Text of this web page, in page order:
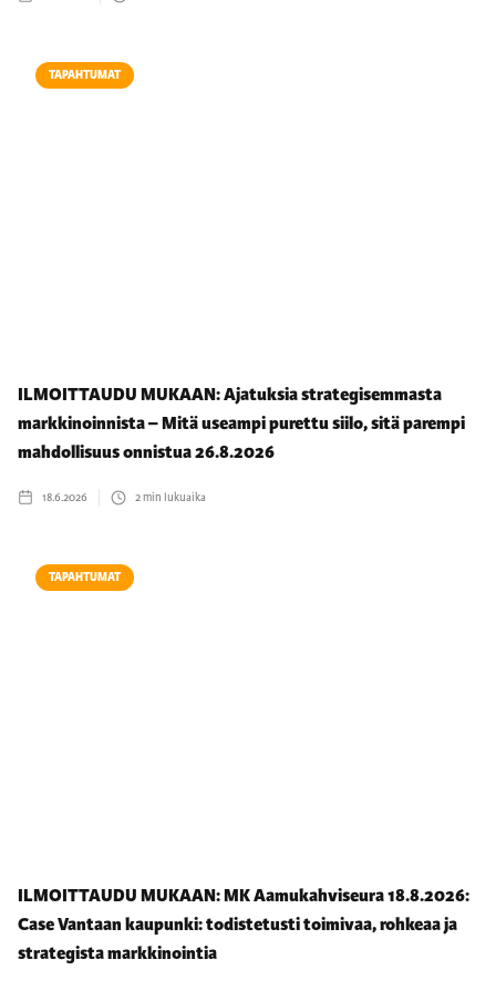
TAPAHTUMAT
ILMOITTAUDU MUKAAN: Ajatuksia strategisemmasta
markkinoinnista – Mitä useampi purettu siilo, sitä parempi
mahdollisuus onnistua 26.8.2026
18.6.2026 2min lukuaika
TAPAHTUMAT
ILMOITTAUDU MUKAAN: MK Aamukahviseura 18.8.2026:
Case Vantaan kaupunki: todistetusti toimivaa, rohkeaa ja
strategista markkinointia